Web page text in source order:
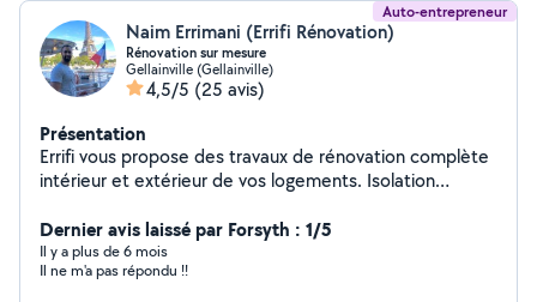
Auto-entrepreneur
Naim Errimani (Errifi Rénovation)
Rénovation sur mesure
Gellainville (Gellainville)
4,5/5 (25 avis)
Présentation
Errifi vous propose des travaux de rénovation complète
intérieur et extérieur de vos logements. Isolation
de plaque de plâtre Création de mezzanine
Aménagement intérieur et extérieur Travaux de finition
Peinture Parquet et revêtement de sol Bardage sur
Dernier avis laissé par Forsyth : 1/5
Il y a plus de 6 mois
Il ne m'a pas répondu !!